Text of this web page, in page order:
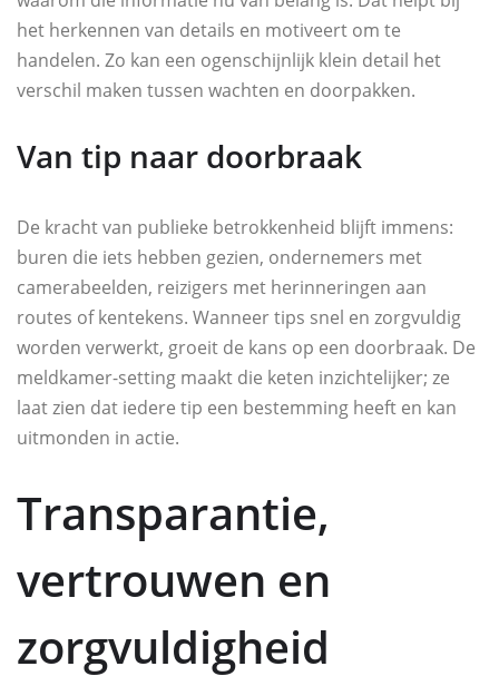
het herkennen van details en motiveert om te
handelen. Zo kan een ogenschijnlijk klein detail het
verschil maken tussen wachten en doorpakken.
Van tip naar doorbraak
De kracht van publieke betrokkenheid blijft immens:
buren die iets hebben gezien, ondernemers met
camerabeelden, reizigers met herinneringen aan
routes of kentekens. Wanneer tips snel en zorgvuldig
worden verwerkt, groeit de kans op een doorbraak. De
meldkamer-setting maakt die keten inzichtelijker; ze
laat zien dat iedere tip een bestemming heeft en kan
uitmonden in actie.
Transparantie,
vertrouwen en
zorgvuldigheid